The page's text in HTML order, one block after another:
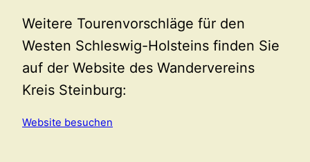
Weitere Tourenvorschläge für den
Westen Schleswig-Holsteins finden Sie
auf der Website des Wandervereins
Kreis Steinburg:
Website besuchen